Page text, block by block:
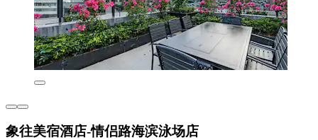
象往美宿酒店-情侣路海滨泳场店